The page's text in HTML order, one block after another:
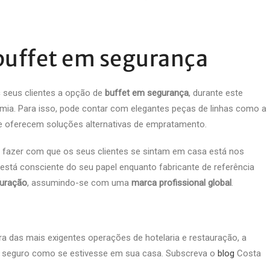
em segurança
clientes a opção de buffet em segurança, durante este
Para isso, pode contar com elegantes peças de linhas como a
oferecem soluções alternativas de empratamento.
com que os seus clientes se sintam em casa está nos
consciente do seu papel enquanto fabricante de referência
, assumindo-se com uma marca profissional global.
das mais exigentes operações de hotelaria e restauração, a
como se estivesse em sua casa. Subscreva o blog Costa